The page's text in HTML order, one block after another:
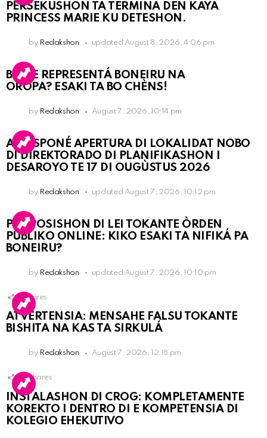
PERSEKUSHON TA TERMINA DEN KAYA
PRINCESS MARIE KU DETESHON.
by Redakshon updated August 8, 2026, 4:06 pm
BO KE REPRESENTÁ BONEIRU NA
OROPA? ESAKI TA BO CHÈNS!
by Redakshon August 7, 2026, 10:14 pm
A POSPONÉ APERTURA DI LOKALIDAT NOBO
DI DIREKTORADO DI PLANIFIKASHON I
DESAROYO TE 17 DI OUGÙSTUS 2026
by Redakshon updated August 7, 2026, 10:12 pm
PROPOSISHON DI LEI TOKANTE ÒRDEN
PÚBLIKO ONLINE: KIKO ESAKI TA NIFIKÁ PA
BONEIRU?
by Redakshon updated August 7, 2026, 10:10 pm
Shares
ATVERTENSIA: MENSAHE FALSU TOKANTE
BISHITA NA KAS TA SIRKULÁ
by Redakshon August 7, 2026, 12:18 pm
16 Shares
INSTALASHON DI CROG: KOMPLETAMENTE
KOREKTO I DENTRO DI E KOMPETENSIA DI
KOLEGIO EHEKUTIVO